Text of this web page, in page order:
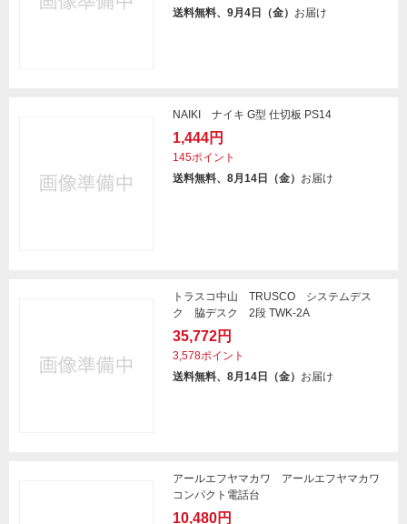
送料無料、9月4日（金） お届け
NAIKI ナイキ G型 仕切板 PS14
1,444円
145ポイント
送料無料、8月14日（金） お届け
トラスコ中山 TRUSCO システムデス
ク 脇デスク 2段 TWK-2A
35,772円
3,578ポイント
送料無料、8月14日（金） お届け
アールエフヤマカワ アールエフヤマカワ
コンパクト電話台
10,480円